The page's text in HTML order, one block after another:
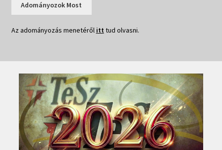
Adományozok Most
Az adományozás menetéről itt tud olvasni.